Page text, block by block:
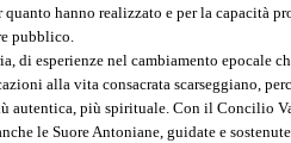
quanto hanno realizzato e per la capacità
pubblico.
di esperienze nel cambiamento epocale
alla vita consacrata scarseggiano,
autentica, più spirituale. Con il Concilio
le Suore Antoniane, guidate e